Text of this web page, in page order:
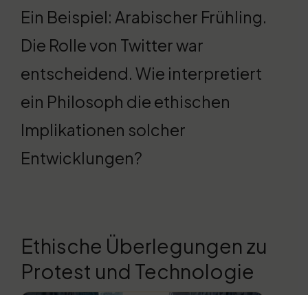
Ein Beispiel: Arabischer Frühling.
Die Rolle von Twitter war
entscheidend. Wie interpretiert
ein Philosoph die ethischen
Implikationen solcher
Entwicklungen?
Ethische Überlegungen zu
Protest und Technologie